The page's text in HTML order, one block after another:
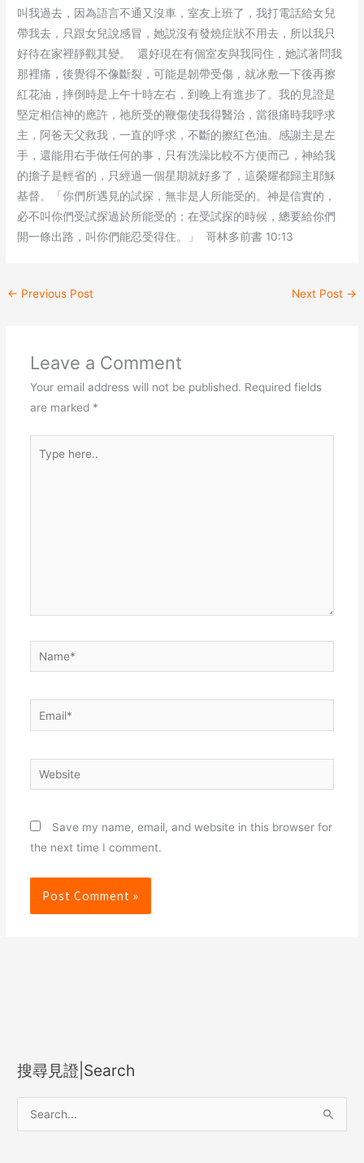
叫我過去，因為語言不通又沒車，室友上班了，我打電話給女兒
帶我去，只跟女兒說感冒，她説沒有發燒症狀不用去，所以我只
好待在家裡靜觀其變。 還好現在有個室友與我同住，她試著問我
那裡痛，後覺得不像斷裂，可能是韌帶受傷，就冰敷一下後再擦
紅花油，摔倒時是上午十時左右，到晚上有進步了。我的見證是
堅定相信神的應許，祂所受的鞭傷使我得醫治，當很痛時我呼求
主，阿爸天父救我，一直的呼求，不斷的擦紅色油。感謝主是左
手，還能用右手做任何的事，只有洗澡比較不方便而己，神給我
的擔子是輕省的，只經過一個星期就好多了，這榮耀都歸主耶穌
基督。「你們所遇見的試探，無非是人所能受的。神是信實的，
必不叫你們受試探過於所能受的；在受試探的時候，總要給你們
開一條出路，叫你們能忍受得住。」 哥林多前書 10:13
← Previous Post Next Post →
Leave a Comment
Your email address will not be published. Required fields
are marked *
here..
Name*
Email*
Website
Save my name, email, and website in this browser for
the next time I comment.
搜尋見證|Search